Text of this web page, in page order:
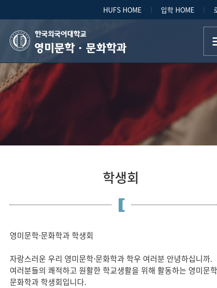
HUFS HOME 입학 HOME
영미문학·문화학과
학생회
영미문학·문화학과 학생회
자랑스러운 우리 영미문학·문화학과 학우 여러분 안녕하십니까.
여러분들의 쾌적하고 원활한 학교생활을 위해 활동하는 영미문
문화학과 학생회입니다.